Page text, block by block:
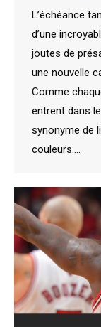
L’échéance
d’une
joutes de
une nouvelle
Comme
entrent dans
synonyme de
couleurs.…